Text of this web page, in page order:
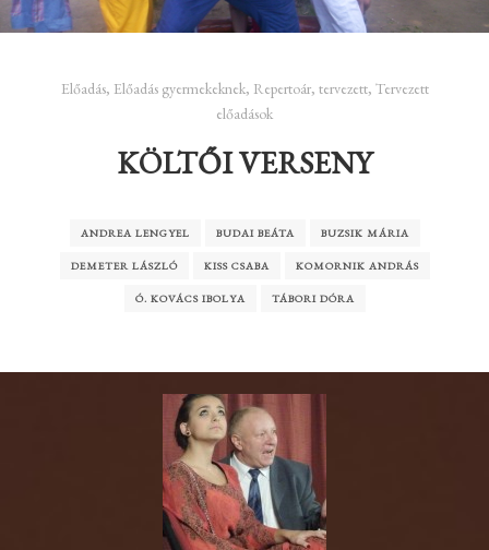
Előadás, Előadás gyermekeknek, Repertoár, tervezett, Tervezett
előadások
KÖLTŐI VERSENY
ANDREA LENGYEL BUDAI BEÁTA BUZSIK MÁRIA
DEMETER LÁSZLÓ KISS CSABA KOMORNIK ANDRÁS
Ó. KOVÁCS IBOLYA TÁBORI DÓRA